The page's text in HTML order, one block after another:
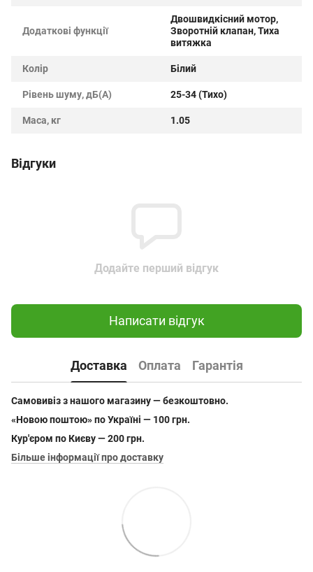
Додаткові функції
Двошвидкісний мотор,
Зворотній клапан, Тиха
витяжка
Колір Білий
Рівень шуму, дБ(А) 25-34 (Тихо)
Маса, кг 1.05
Відгуки
Додайте перший відгук
Написати відгук
Доставка Оплата Гарантія
Самовивіз з нашого магазину — безкоштовно.
«Новою поштою» по Україні — 100 грн.
Кур'єром по Києву — 200 грн.
Більше інформації про доставку